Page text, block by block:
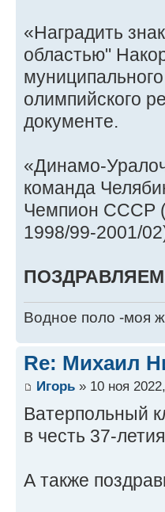
«Наградить
областью"
олимпийского
документе.
«Динамо-
команда
Чемпион СССР
1998/99-2001/
Водное поло -моя
Re: Михаил
Игорь » 10 ноя
Ватерпольный
в честь
А также